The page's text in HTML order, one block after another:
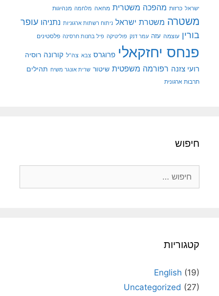
ישראל כרזות מהפכה משטרית מחאה מלחמה מנהיגות
משטרה משטרת ישראל ניתוח רשתות ארגוניות נתניהו עופר
בורין עוצמה עזה עמר דנק פוליטיקה פיל בחנות חרסינה פלסטינים
פנחס יחזקאלי פרוגרס צבא צה"ל קורונה רוסיה
רועי צזנה רפורמה משפטית שיטור שרית אונגר משיח תהילים
תרבות ארגונית
חיפוש
קטגוריות
English (19)
Uncategorized (27)